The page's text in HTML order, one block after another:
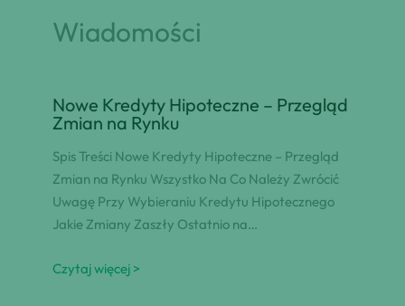
Wiadomości
Nowe Kredyty Hipoteczne – Przegląd
Zmian na Rynku
Spis Treści Nowe Kredyty Hipoteczne – Przegląd
Zmian na Rynku Wszystko Na Co Należy Zwrócić
Uwagę Przy Wybieraniu Kredytu Hipotecznego
Jakie Zmiany Zaszły Ostatnio na…
Czytaj więcej >